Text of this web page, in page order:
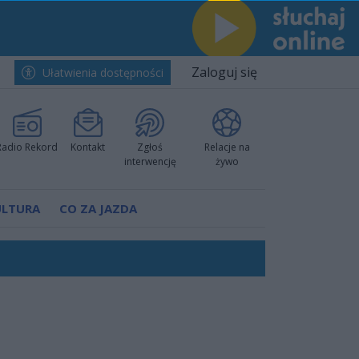
Ułatwienia dostępności Zaloguj się
Rekord Kontakt
Zgłoś
interwencję
Relacje na
żywo
CO ZA JAZDA
pokazali klasę
nową sportową tradycję"